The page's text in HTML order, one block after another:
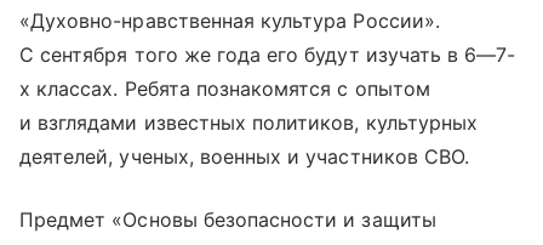
«Духовно-нравственная культура России».
С сентября того же года его будут изучать в 6—7-
х классах. Ребята познакомятся с опытом
и взглядами известных политиков, культурных
деятелей, ученых, военных и участников СВО.
Предмет «Основы безопасности и защиты